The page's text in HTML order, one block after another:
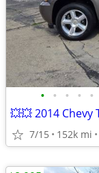
• • • • •
7/15 152k mi